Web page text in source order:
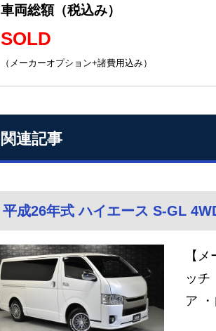
車両総額（税込み）
SOLD
（メーカーオプション+諸費用込み）
関連記事
平成26年式 ハイエース S-GL
【
ッチ
ア